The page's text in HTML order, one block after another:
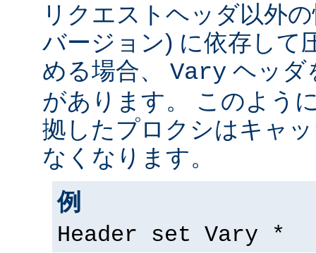
リクエストヘッダ以外
バージョン) に依存して
める場合、 Vary ヘッ
があります。 このよう
拠したプロクシはキャ
なくなります。
例
Header set Vary *